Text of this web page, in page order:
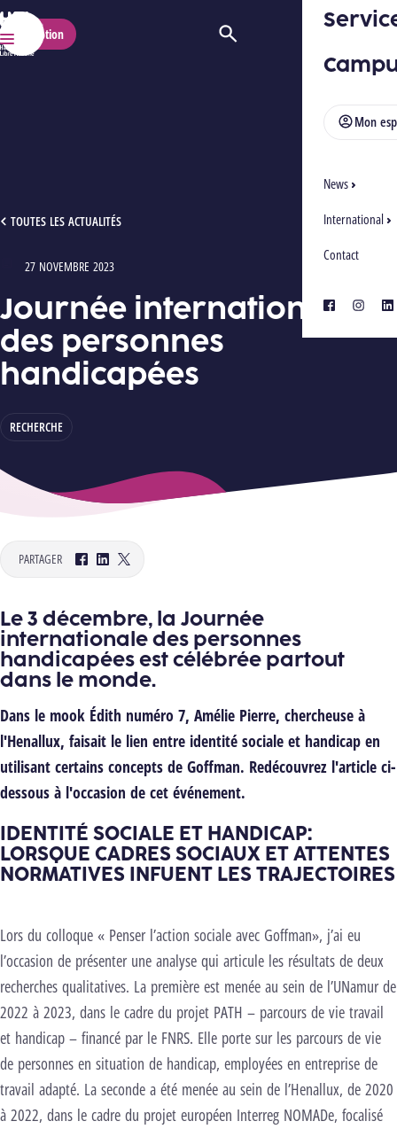
HELMo
Menu
Mon
News
International
Contact
facebook
Inscription Ouvrir/Fermer la recherche
TOUTES LES ACTUALITÉS
JOURNÉE INTERNATIONALE DES PERSONNES HANDICAPÉES
Journée internationale
des personnes
handicapées
Type : Articles
27 NOVEMBRE 2023
RECHERCHE
PARTAGER
Facebook
LinkedInTwitter
Le 3 décembre, la Journée
internationale des personnes
handicapéesest célébrée partout
dans le monde.
Dans le mook Édith numéro 7, Amélie Pierre, chercheuse à
l'Henallux, faisait le lien entre identité sociale et handicap en
utilisant certains concepts de Goffman. Redécouvrez l'article ci-
dessous à l'occasion de cet événement.
IDENTITÉ SOCIALE ET HANDICAP:
LORSQUE CADRES SOCIAUX ET ATTENTES
NORMATIVES INFUENT LES TRAJECTOIRES
Lors du colloque « Penser l’action sociale avec Goffman», j’ai eu
l’occasion de présenter une analyse qui articule les résultats de deux
recherches qualitatives. La première est menée au sein de l’UNamur de
2022 à 2023, dans le cadre du projet PATH – parcours de vie travail
et handicap – financé par le FNRS. Elle porte sur les parcours de vie
de personnes en situation de handicap, employées en entreprise de
travail adapté. La seconde a été menée au sein de l’Henallux, de 2020
à 2022, dans le cadre du projet européen Interreg NOMADe, focalisé